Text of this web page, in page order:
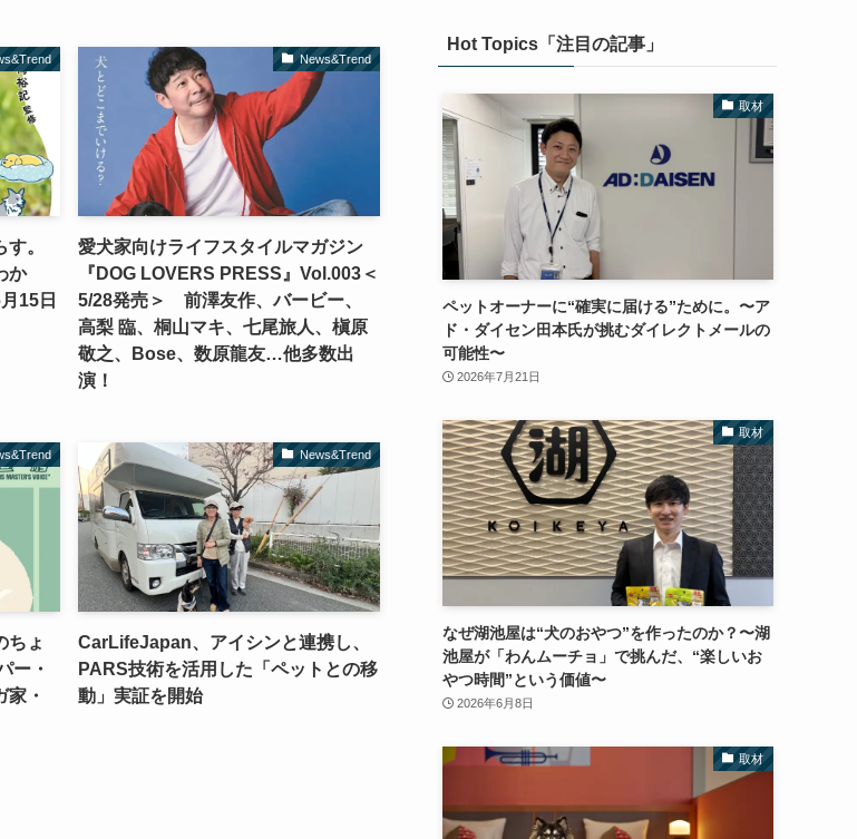
。
か
15日
News&Trend
愛犬家向けライフスタイルマガジン
『DOG LOVERS PRESS』Vol.003＜
5/28発売＞ 前澤友作、バービー、
高梨 臨、桐山マキ、七尾旅人、槇原
敬之、Bose、数原龍友…他多数出
演！
ちょ
ー・
・
News&Trend
CarLifeJapan、アイシンと連携し、
PARS技術を活用した「ペットとの移
動」実証を開始
Hot Topics「注目の記事」
取材
ペットオーナーに“確実に届ける”ために。〜ア
ド・ダイセン田本氏が挑むダイレクトメールの
可能性〜
2026年7月21日
取材
なぜ湖池屋は“犬のおやつ”を作ったのか？〜湖
池屋が「わんムーチョ」で挑んだ、“楽しいお
やつ時間”という価値〜
2026年6月8日
取材